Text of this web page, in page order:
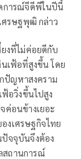
การณ์จีดีพีในปีนี้
ศรษฐพุฒิ กล่าว
งที่ไม่ค่อยดีกับ
เฟ้อที่สูงขึ้น โดย
ปัญหาสงคราม
ฟ้อวิ่งขึ้นไปสูง
ค่อนข้างเยอะ
งเศรษฐกิจไทย
จจุบันจึงต้อง
สถานการณ์